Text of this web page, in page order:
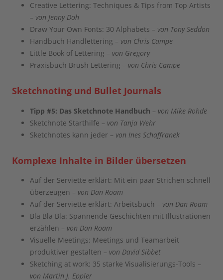
Creative Lettering: Techniques & Tips from Top Artists
– von Jenny Doh
Draw Your Own Fonts: 30 Alphabets – von Tony Seddon
Handbuch Handlettering – von Chris Campe
Little Book of Lettering – von Gregory
Praxisbuch Brush Lettering – von Chris Campe
Sketchnoting und Bullet Journals
Tipp #5: Das Sketchnote Handbuch – von Mike Rohde
Sketchnote Starthilfe – von Tanja Wehr
Sketchnotes kann jeder – von Ines Schaffranek
Komplexe Inhalte in Bilder übersetzen
Auf der Serviette erklärt: Mit ein paar Strichen schnell
überzeugen – von Dan Roam
Auf der Serviette erklärt: Arbeitsbuch – von Dan Roam
Bla Bla Bla: Spannende Geschichten mit Illustrationen
erzählen – von Dan Roam
Visuelle Meetings: Meetings und Teamarbeit
produktiver gestalten – von David Sibbet
Sketching at work: 35 starke Visualisierungs-Tools –
von Martin J. Eppler